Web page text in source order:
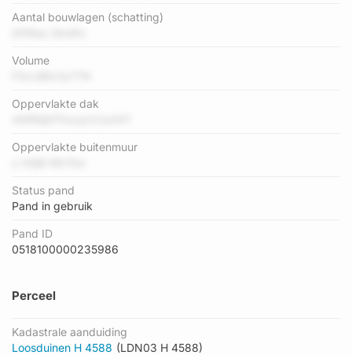
Aantal bouwlagen (schatting)
Volume
Oppervlakte dak
Oppervlakte buitenmuur
Status pand
Pand in gebruik
Pand ID
0518100000235986
Perceel
Kadastrale aanduiding
Loosduinen H 4588 (LDN03 H 4588)